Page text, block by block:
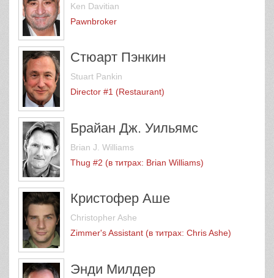
Ken Davitian
Pawnbroker
Стюарт Пэнкин
Stuart Pankin
Director #1 (Restaurant)
Брайан Дж. Уильямс
Brian J. Williams
Thug #2 (в титрах: Brian Williams)
Кристофер Аше
Christopher Ashe
Zimmer's Assistant (в титрах: Chris Ashe)
Энди Милдер